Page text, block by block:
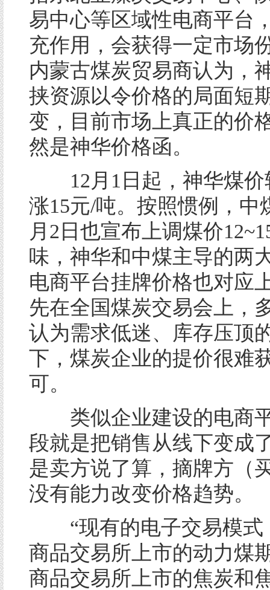
易中心等区域性电商平台
充作用，会获得一定市场
内蒙古煤炭贸易商认为，
挟资源以令价格的局面短
变，目前市场上真正的价
然是神华价格函。
12月1日起，神华煤价
涨15元/吨。按照惯例，中
月2日也宣布上调煤价
味，神华和中煤主导的两
电商平台挂牌价格也对应
先在全国煤炭交易会上，
认为需求低迷、库存压顶
下，煤炭企业的提价很难
可。
类似企业建设的电商
段就是把销售从线下变成
是卖方说了算，摘牌方（
没有能力改变价格趋势。
“现有的电子交易模式
商品交易所上市的动力煤
商品交易所上市的焦炭和